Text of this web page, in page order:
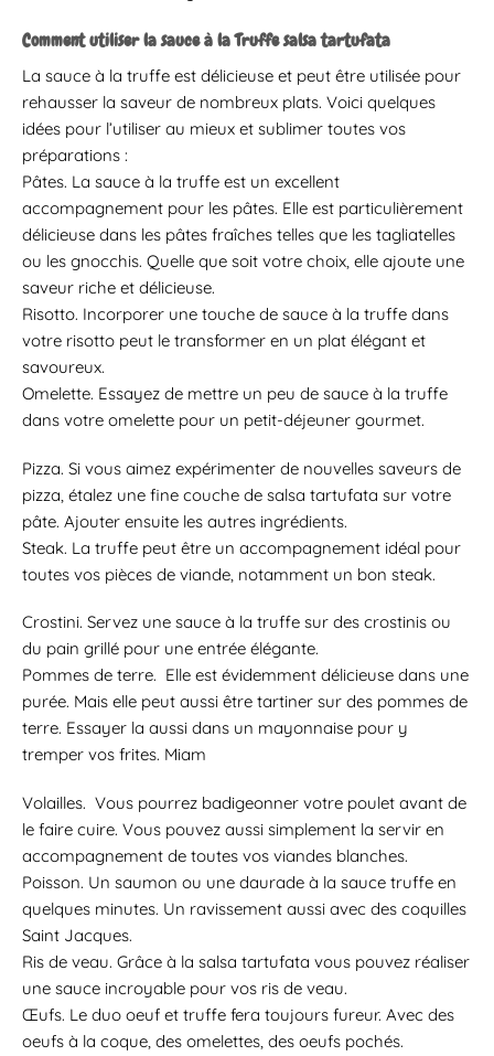
Comment utiliser la sauce à la Truffe salsa tartufata
La sauce à la truffe est délicieuse et peut être utilisée pour
rehausser la saveur de nombreux plats. Voici quelques
idées pour l’utiliser au mieux et sublimer toutes vos
préparations :
Pâtes. La sauce à la truffe est un excellent
accompagnement pour les pâtes. Elle est particulièrement
délicieuse dans les pâtes fraîches telles que les tagliatelles
ou les gnocchis. Quelle que soit votre choix, elle ajoute une
saveur riche et délicieuse.
Risotto. Incorporer une touche de sauce à la truffe dans
votre risotto peut le transformer en un plat élégant et
savoureux.
Omelette. Essayez de mettre un peu de sauce à la truffe
dans votre omelette pour un petit-déjeuner gourmet.
Pizza. Si vous aimez expérimenter de nouvelles saveurs de
pizza, étalez une fine couche de salsa tartufata sur votre
pâte. Ajouter ensuite les autres ingrédients.
Steak. La truffe peut être un accompagnement idéal pour
toutes vos pièces de viande, notamment un bon steak.
Crostini. Servez une sauce à la truffe sur des crostinis ou
du pain grillé pour une entrée élégante.
Pommes de terre. Elle est évidemment délicieuse dans une
purée. Mais elle peut aussi être tartiner sur des pommes de
terre. Essayer la aussi dans un mayonnaise pour y
tremper vos frites. Miam
Volailles. Vous pourrez badigeonner votre poulet avant de
le faire cuire. Vous pouvez aussi simplement la servir en
accompagnement de toutes vos viandes blanches.
Poisson. Un saumon ou une daurade à la sauce truffe en
quelques minutes. Un ravissement aussi avec des coquilles
Saint Jacques.
Ris de veau. Grâce à la salsa tartufata vous pouvez réaliser
une sauce incroyable pour vos ris de veau.
Œufs. Le duo oeuf et truffe fera toujours fureur. Avec des
oeufs à la coque, des omelettes, des oeufs pochés.